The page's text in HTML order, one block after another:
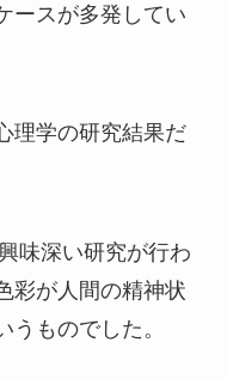
ースが多発してい
理学の研究結果だ
味深い研究が行わ
彩が人間の精神状
ものでした。